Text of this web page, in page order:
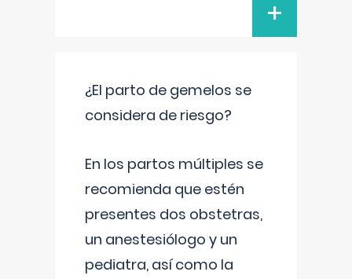
+
¿El parto de gemelos se
considera de riesgo?
En los partos múltiples se
recomienda que estén
presentes dos obstetras,
un anestesiólogo y un
pediatra, así como la